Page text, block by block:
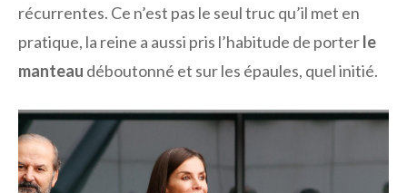
récurrentes. Ce n’est pas le seul truc qu’il met en
pratique, la reine a aussi pris l’habitude de porterle
manteau déboutonné et sur les épaules, quel initié.